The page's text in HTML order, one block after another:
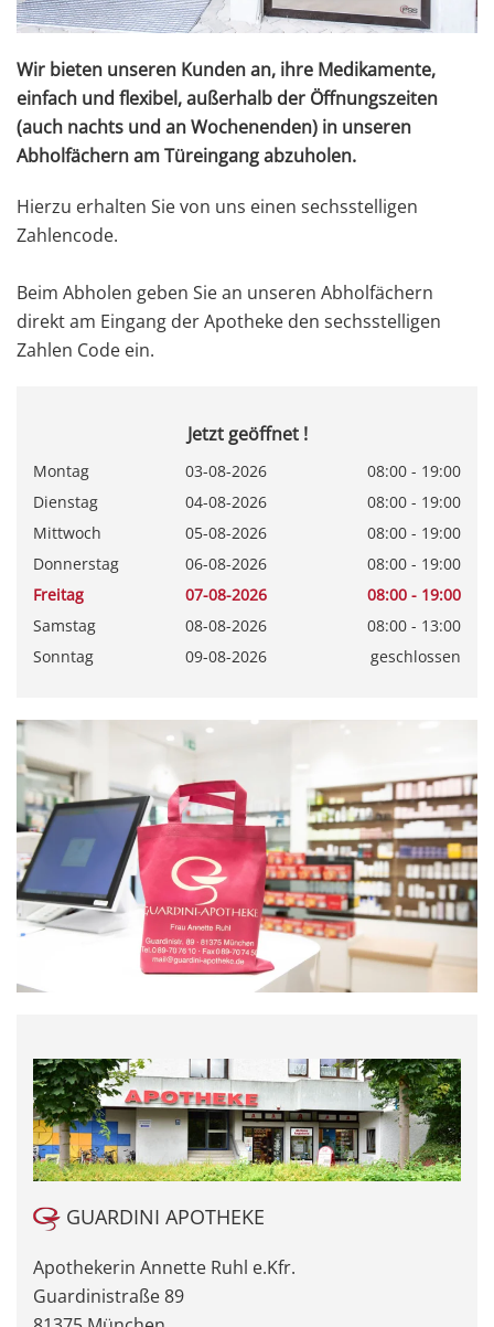
Wir bieten unseren Kunden an, ihre Medikamente,
einfach und flexibel, außerhalb der Öffnungszeiten
(auch nachts und an Wochenenden) in unseren
Abholfächern am Türeingang abzuholen.
Hierzu erhalten Sie von uns einen sechsstelligen
Zahlencode.
Beim Abholen geben Sie an unseren Abholfächern
direkt am Eingang der Apotheke den sechsstelligen
Zahlen Code ein.
Jetzt geöffnet !
Montag 03-08-2026
08:00 - 19:00
Dienstag
04-08-2026
08:00 - 19:00
Mittwoch
05-08-2026
08:00 - 19:00
Donnerstag
06-08-2026
08:00 - 19:00
Freitag
07-08-2026
08:00 - 19:00
Samstag
08-08-2026
08:00 - 13:00
Sonntag
09-08-2026 geschlossen
GUARDINI APOTHEKE
Apothekerin Annette Ruhl e.Kfr.
Guardinistraße 89